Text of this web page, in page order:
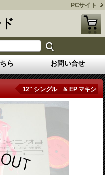
PCサイト
ら お問い合せ
12" シングル & EP マキシ